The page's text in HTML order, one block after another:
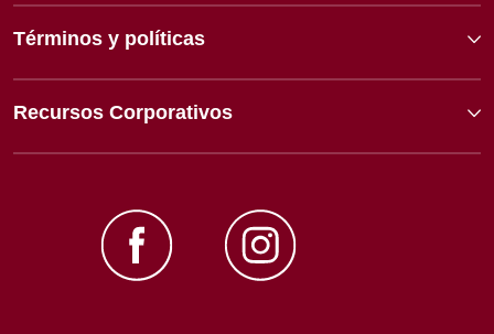
Términos y políticas
Recursos Corporativos